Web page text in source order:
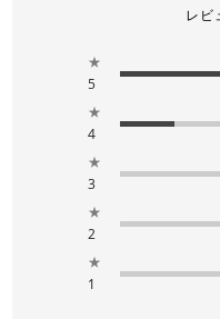
レビ
★
5
★
4
★
3
★
2
★
1